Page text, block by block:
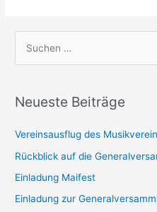
h
n
n
a
Neueste Beiträge
Vereinsausflug des
Rückblick auf die
Einladung Maifest
Einladung zur